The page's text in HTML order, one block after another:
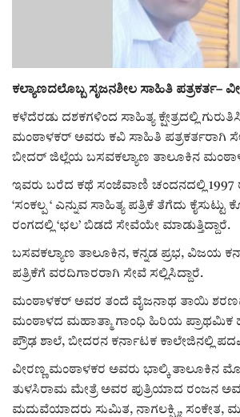
e-paper (ಇ–ಪೇಪರ್‌)
ಪುಸ್ತಕ ಪರಿಚಯ
ಅಂಕಣ
ಸಾಧಕರ ಪರಿಚಯ
ಪತ್ರಕರ್ತರ ಪರಿಚಯ
ಸಂಪಾದಕೀಯ
ಕವನ
Digital Subscription
ಕಲ್ಯಾಣದಲೊಬ್ಬ ಸೃಜನಶೀಲ ಸಾಹಿತಿ ಪತ್ರಕರ್ತ–
ಕಳೆದೆರಡು ದಶಕಗಳಿಂದ ಸಾಹಿತ್ಯ ಕ್ಷೇತ್ರದಲ್ಲಿ
ಮಂಠಾಳಕರ್ ಅವರು ಕವಿ ಸಾಹಿತಿ ಪತ್ರಕರ್ತರಾಗಿ
ಬೀದರ್ ಜಿಲ್ಲೆಯ ಬಸವಕಲ್ಯಾಣ ತಾಲೂಕಿನ
ಇವರು ಬರೆದ ಕಥೆ ಸಂಜೆವಾಣಿ ಚಂದನದಲ್ಲಿ 1997
‘ಸಂಕಲ್ಪ ‘ ಎನ್ನುವ ಸಾಹಿತ್ಯ ಪತ್ರಿಕೆ ತೆಗೆದು ಕೈಸುಟ್ಟು
ರಂಗದಲ್ಲಿ ‘ಛಲ’ ಬಿಡದೆ ಸೇವೆಯೇ ಮಾಡುತ್ತಿದ್ದಾರೆ.
ಬಸವಕಲ್ಯಾಣ ತಾಲೂಕಿನ, ಕನ್ನಡ ಪ್ರಭ, ವಿಜಯ
ಪತ್ರಿಕೆಗೆ ವರದಿಗಾರರಾಗಿ ಸೇವೆ ಸಲ್ಲಿಸಿದ್ದಾರೆ.
ಮಂಠಾಳಕರ್ ಅವರ ತಂದೆ ವೈಜನಾಥ ತಾಯಿ
ಮಂಠಾಳದ ಮಹಾತ್ಮಾ ಗಾಂಧಿ ಹಿರಿಯ ಪ್ರಾಥಮಿಕ
ಪ್ರೌಢ ಶಾಲೆ, ಬೀದರನ ಕರ್ನಾಟಕ ಕಾಲೇಜಿನಲ್ಲಿ
ವೀರಣ್ಣ ಮಂಠಾಳಕರ ಅವರು ಭಾಲ್ಕಿ ತಾಲೂಕಿನ
ತುಳಸಿರಾಮ ಮೇತ್ರೆ ಅವರ ಪುತ್ರಿಯಾದ ರಂಜನ
ಮದುವೆಯಾದರು ಸುಮಿತ, ನಾಗಲಕ್ಷ್ಮಿ, ಸಂಕೇತ,